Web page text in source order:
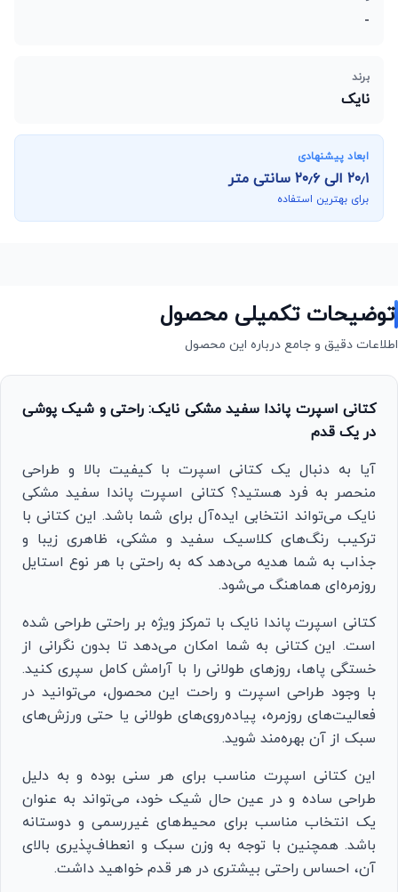
-
برند
نایک
ابعاد پیشنهادی
۲۰٫۱ الی۲۰٫۶سانتی متر
برای بهترین استفاده
توضیحات تکمیلی محصول
اطلاعات دقیق و جامع درباره این محصول
کتانی اسپرت پاندا سفید مشکی نایک: راحتی و شیک پوشی
در یک قدم
آیا به دنبال یک کتانی اسپرت با کیفیت بالا و طراحی
منحصر به فرد هستید؟ کتانی اسپرت پاندا سفید مشکی
نایک می‌تواند انتخابی ایده‌آل برای شما باشد. این کتانی با
ترکیب رنگ‌های کلاسیک سفید و مشکی، ظاهری زیبا و
جذاب به شما هدیه می‌دهد که به راحتی با هر نوع استایل
روزمره‌ای هماهنگ می‌شود.
کتانی اسپرت پاندا نایک با تمرکز ویژه بر راحتی طراحی شده
است. این کتانی به شما امکان می‌دهد تا بدون نگرانی از
خستگی پاها، روزهای طولانی را با آرامش کامل سپری کنید.
با وجود طراحی اسپرت و راحت این محصول، می‌توانید در
فعالیت‌های روزمره، پیاده‌روی‌های طولانی یا حتی ورزش‌های
سبک از آن بهره‌مند شوید.
این کتانی اسپرت مناسب برای هر سنی بوده و به دلیل
طراحی ساده و در عین حال شیک خود، می‌تواند به عنوان
یک انتخاب مناسب برای محیط‌های غیررسمی و دوستانه
باشد. همچنین با توجه به وزن سبک و انعطاف‌پذیری بالای
آن، احساس راحتی بیشتری در هر قدم خواهید داشت.